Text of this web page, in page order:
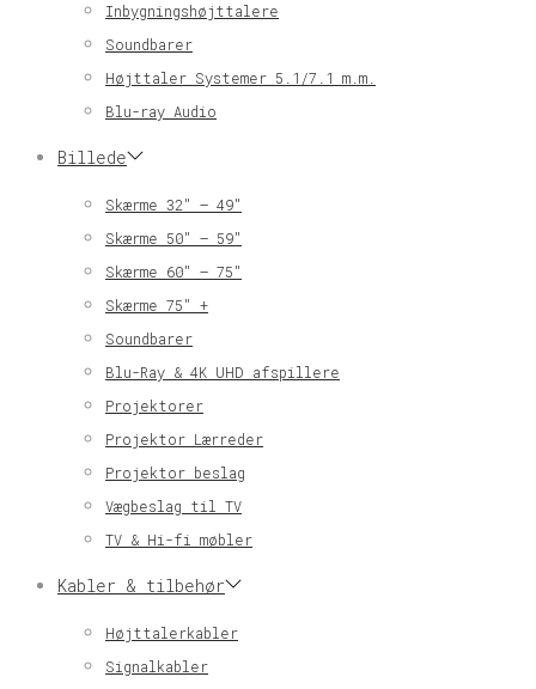
Inbygningshøjttalere
Soundbarer
Højttaler Systemer 5.1/7.1 m.m.
Blu-ray Audio
Billede
Skærme 32″ – 49″
Skærme 50″ – 59″
Skærme 60″ – 75″
Skærme 75″ +
Soundbarer
Blu-Ray & 4K UHD afspillere
Projektorer
Projektor Lærreder
Projektor beslag
Vægbeslag til TV
TV & Hi-fi møbler
Kabler & tilbehør
Højttalerkabler
Signalkabler